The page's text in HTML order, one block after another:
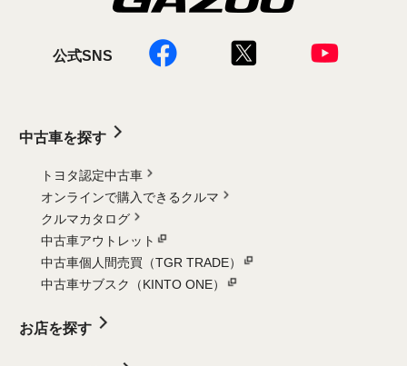
公式SNS
中古車を探す
トヨタ認定中古車
オンラインで購入できるクルマ
クルマカタログ
中古車アウトレット
中古車個人間売買（TGR TRADE）
中古車サブスク（KINTO ONE）
お店を探す